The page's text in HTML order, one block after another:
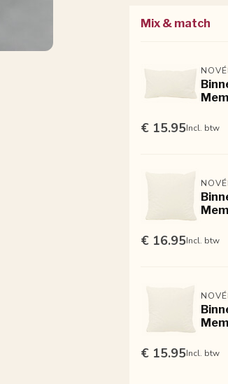
Mix & match
€ 15.95Incl. btw
€ 16.95Incl. btw
€ 15.95Incl. btw